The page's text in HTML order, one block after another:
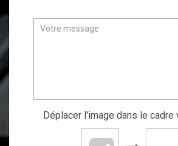
Déplacer l'image dans le cadre